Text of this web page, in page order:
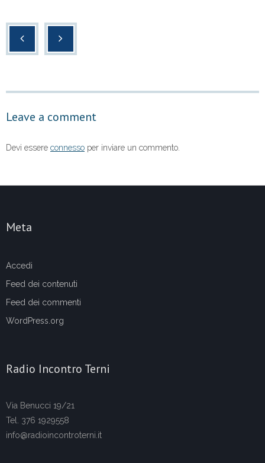
c
k
tt
er
at
Leave a comment
Devi essere connesso per inviare un commento.
Meta
Accedi
Feed dei contenuti
Feed dei commenti
WordPress.org
Radio Incontro Terni
Via Benucci 19/21
Tel. 376 1929558
info@radioincontroterni.it